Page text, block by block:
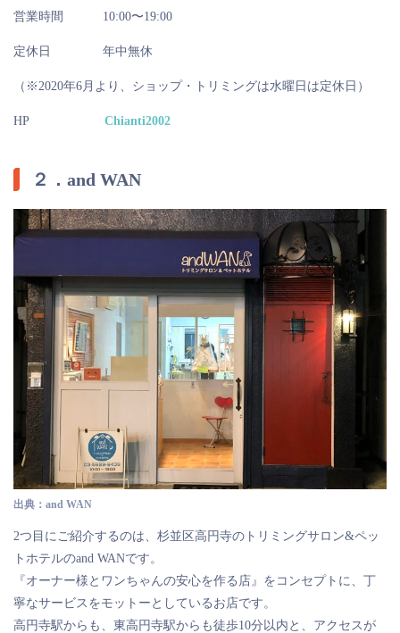
営業時間 10:00〜19:00
定休日 年中無休
（※2020年6月より、ショップ・トリミングは水曜日は定休日）
HP Chianti2002
２．and WAN
出典：and WAN
2つ目にご紹介するのは、杉並区高円寺のトリミングサロン&ペッ
トホテルのand WANです。
『オーナー様とワンちゃんの安心を作る店』をコンセプトに、丁
寧なサービスをモットーとしているお店です。
高円寺駅からも、東高円寺駅からも徒歩10分以内と、アクセスが